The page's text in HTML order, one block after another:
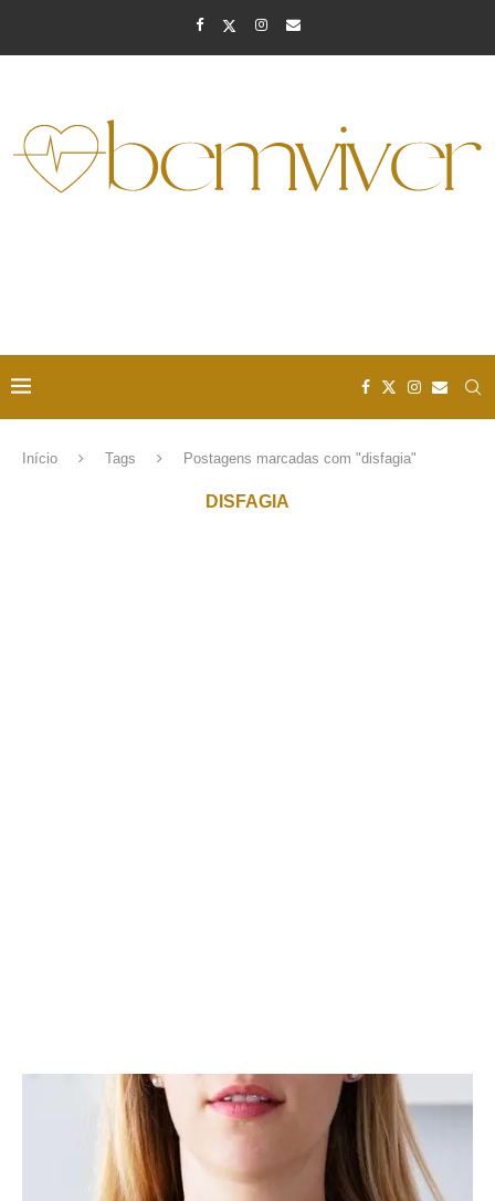
Início Tags Postagens marcadas com "disfagia"
DISFAGIA